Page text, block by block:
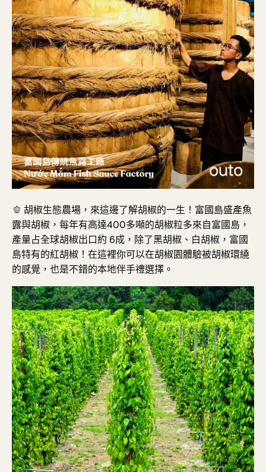
🫑 胡椒生態農場 ， 來這邊了解胡椒的一生！富國島盛產魚
露與胡椒， 每年有高達400多噸的胡椒粒多來自富國島，
產量占全球胡椒出口約 6成，除了黑胡椒、白胡椒，富國
島特有的紅胡椒！在這裡你可以在胡椒園體驗被胡椒環繞
的感覺，也是不錯的本地伴手禮選擇。